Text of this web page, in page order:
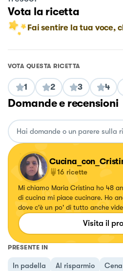
Vota la ricetta
Fai sentire la tua voce,
VOTA QUESTA RICETTA
1 2 3 4
Domande e recensioni
16 ricette
Mi chiamo Maria Cristina ho 48
di cucina mi piace cucinare. Ho
dove c'è un po' di tutto anche
mi seguite anche lì sempre senza
avete piacere di farlo
https://youtube.com/
Visita il
PRESENTE IN
In padella Al risparmio